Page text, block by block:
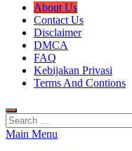
Kuyhaa Me
Download Game Repack
About Us
Contact Us
Disclaimer
DMCA
FAQ
Kebijakan Privasi
Terms And Contions
Search
for:
Main Menu